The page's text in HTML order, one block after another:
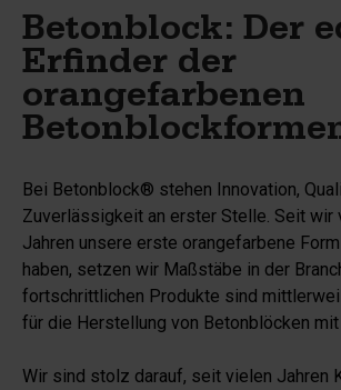
Betonblock: Der
Erfinder der
orangefarbenen
Bei Betonblock® stehen Innovation,
Zuverlässigkeit an erster Stelle. Seit wir
Jahren unsere erste orangefarbene
haben, setzen wir Maßstäbe in der
fortschrittlichen Produkte sind
für die Herstellung von Betonblöcken mit
Wir sind stolz darauf, seit vielen Jahren